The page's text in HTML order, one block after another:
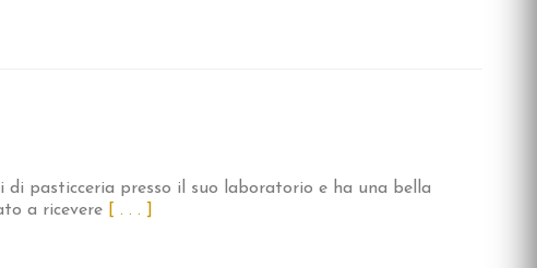
pasticceria presso il suo laboratorio e ha una bella
a ricevere
[ . . . ]